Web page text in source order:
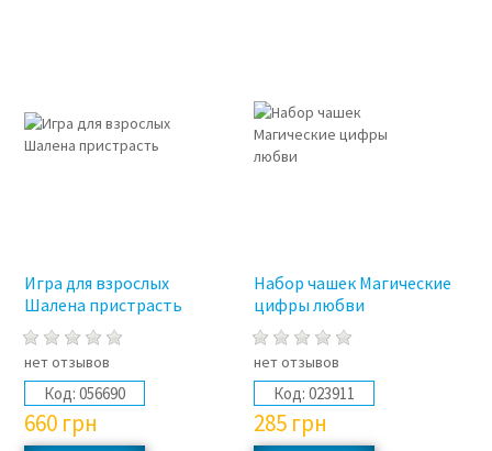
Игра для взрослых
Шалена пристрасть
нет отзывов
Код: 056690
660 грн
Набор чашек Магические
цифры любви
нет отзывов
Код: 023911
285 грн